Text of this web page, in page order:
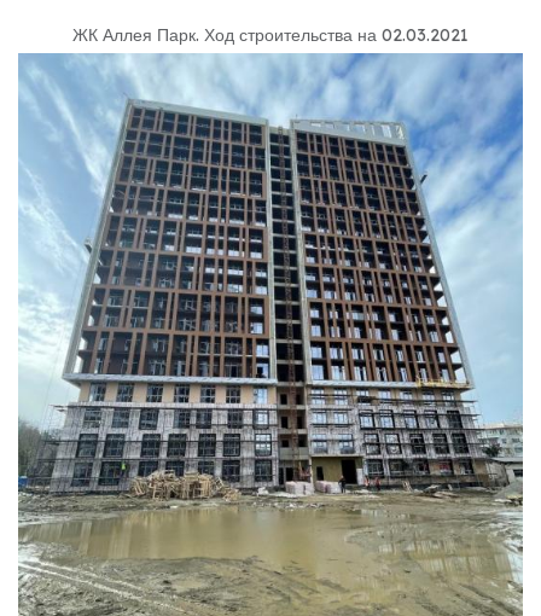
ЖК Аллея Парк. Ход строительства на 02.03.2021